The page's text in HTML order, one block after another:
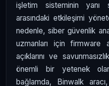
işletim sisteminin yanı
arasındaki etkileşimi
nedenle, siber güvenlik
uzmanları için firmware
açıklarını ve
önemli bir yetenek
bağlamda, Binwalk